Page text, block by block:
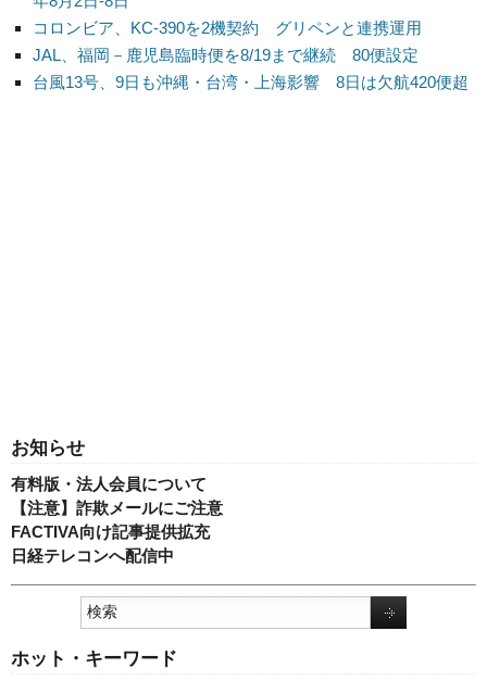
コロンビア、KC-390を2機契約 グリペンと連携運用
JAL、福岡－鹿児島臨時便を8/19まで継続 80便設定
台風13号、9日も沖縄・台湾・上海影響 8日は欠航420便超
お知らせ
有料版・法人会員について
【注意】詐欺メールにご注意
FACTIVA向け記事提供拡充
日経テレコンへ配信中
ホット・キーワード